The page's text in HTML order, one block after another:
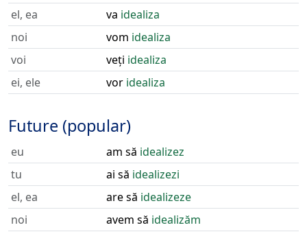
el, ea
va idealiza
noi
vom idealiza
voi
veți idealiza
ei, ele
vor idealiza
Future (popular)
eu am să idealizez
tu
ai să idealizezi
el, ea
are să idealizeze
noi
avem să idealizăm